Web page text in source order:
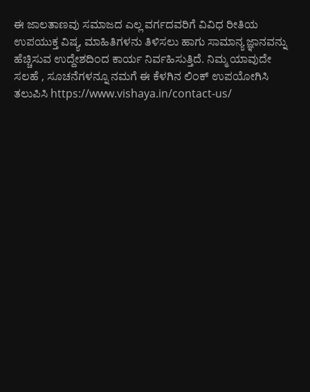
ಈ ಜಾಲತಾಣವು ಸಮಾಜದ ಎಲ್ಲ ವರ್ಗದವರಿಗೆ ವಿವಿಧ ರೀತಿಯ
ಉಪಯುಕ್ತ ವಿಷ್ಯ, ಮಾಹಿತಿಗಳನು ತಿಳಿಸಲು ಹಾಗು ಸಾಮಾನ್ಯ ಜ್ಞಾನವನ್ನು
ಹೆಚ್ಚಿಸುವ ಉದ್ದೇಶದಿಂದ ಕಾರ್ಯ ನಿರ್ವಹಿಸುತ್ತಿದೆ. ನಿಮ್ಮ ಯಾವುದೇ
ಸಲಹೆ , ಸೂಚನೆಗಳನ್ನೂ ನಮಗೆ ಈ ಕೆಳಗಿನ ಲಿಂಕ್ ಉಪಯೋಗಿಸಿ
ತಲುಪಿಸಿ https://www.vishaya.in/contact-us/